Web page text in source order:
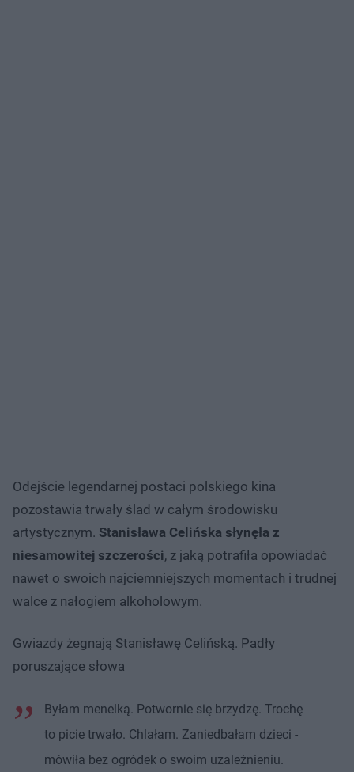
Odejście legendarnej postaci polskiego kina
pozostawia trwały ślad w całym środowisku
artystycznym. Stanisława Celińska słynęła z
niesamowitej szczerości, z jaką potrafiła opowiadać
nawet o swoich najciemniejszych momentach i trudnej
walce z nałogiem alkoholowym.
Gwiazdy żegnają Stanisławę Celińską. Padły
poruszające słowa
Byłam menelką. Potwornie się brzydzę. Trochę
to picie trwało. Chlałam. Zaniedbałam dzieci -
mówiła bez ogródek o swoim uzależnieniu.